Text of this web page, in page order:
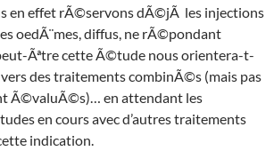
en effet rÃ©servons dÃ©jÃ les injections
oedÃ¨mes, diffus, ne rÃ©pondant
Ãªtre cette Ã©tude nous orientera-t-
des traitements combinÃ©s (mais pas
Ã©valuÃ©s)… en attendant les
en cours avec d’autres traitements
indication.